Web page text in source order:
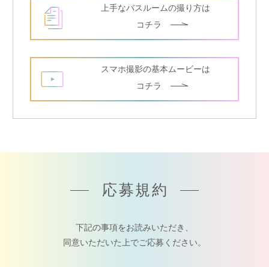
上手なバスルームの撮り方は
コチラ
スマホ撮影の基本ムービーは
コチラ
応募規約
下記の事項をお読みいただき、
同意いただいた上でご応募ください。